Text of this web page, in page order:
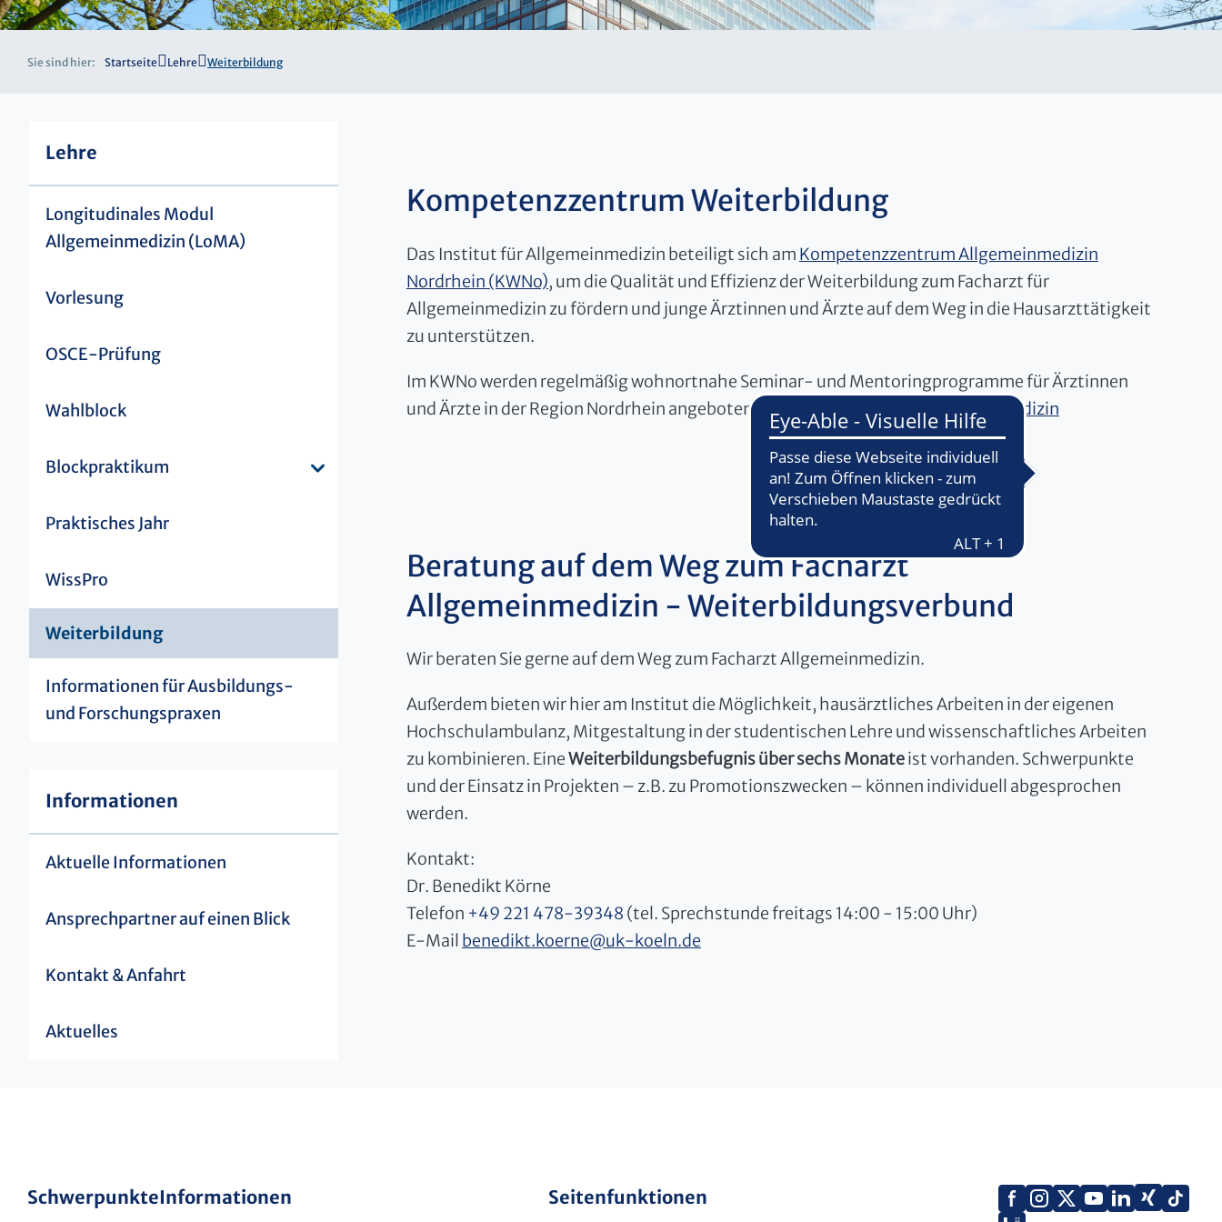
Sie sind hier: Startseite Lehre Weiterbildung
Lehre
Longitudinales Modul
Allgemeinmedizin (LoMA)
Vorlesung
OSCE-Prüfung
Wahlblock
Blockpraktikum
Praktisches Jahr
WissPro
Weiterbildung
Informationen für Ausbildungs-
und Forschungspraxen
Informationen
Aktuelle Informationen
Ansprechpartner auf einen Blick
Kontakt & Anfahrt
Aktuelles
Kompetenzzentrum Weiterbildung
Das Institut für Allgemeinmedizin beteiligt sich am Kompetenzzentrum Allgemeinmedizin
Nordrhein (KWNo), um die Qualität und Effizienz der Weiterbildung zum Facharzt für
Allgemeinmedizin zu fördern und junge Ärztinnen und Ärzte auf dem Weg in die Hausarzttätigkeit
zu unterstützen.
Im KWNo werden regelmäßig wohnortnahe Seminar- und Mentoringprogramme für Ärztinnen
und Ärzte in der Region Nordrhein angeboten:
Kompetenzzentrum Allgemeinmedizin
Beratung auf dem Weg zum Facharzt
Allgemeinmedizin - Weiterbildungsverbund
Wir beraten Sie gerne auf dem Weg zum Facharzt Allgemeinmedizin.
Außerdem bieten wir hier am Institut die Möglichkeit, hausärztliches Arbeiten in der eigenen
Hochschulambulanz, Mitgestaltung in der studentischen Lehre und wissenschaftliches Arbeiten
zu kombinieren. EineWeiterbildungsbefugnis über sechs Monateist vorhanden. Schwerpunkte
und der Einsatz in Projekten – z.B. zu Promotionszwecken – können individuell abgesprochen
werden.
Kontakt:
Dr. Benedikt Körne
Telefon +49 221 478-39348 (tel. Sprechstunde freitags 14:00 - 15:00 Uhr)
E-Mail benedikt.koerne@uk-koeln.de
SchwerpunkteInformationen Seitenfunktionen Facebook
Instagram
X
YouTube
LinkedIn
Xing